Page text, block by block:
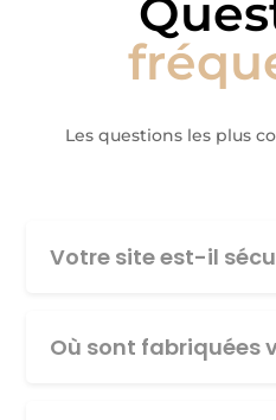
Les questions les plus
Votre site est-il
Où sont fabriquées